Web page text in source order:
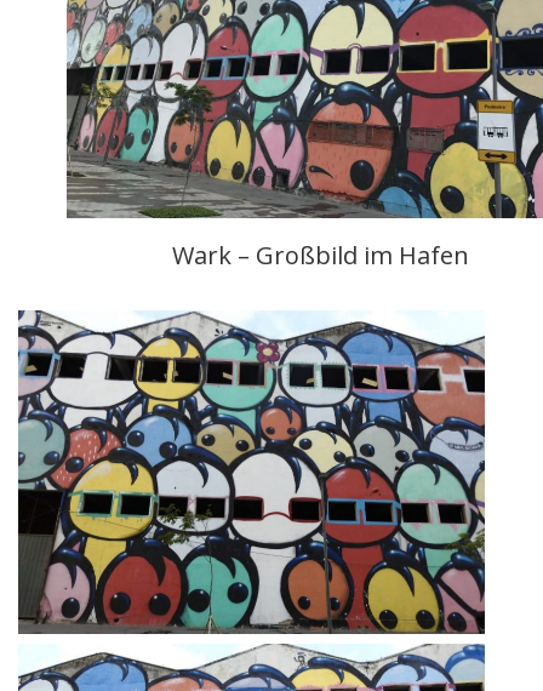
Wark – Großbild im Hafen